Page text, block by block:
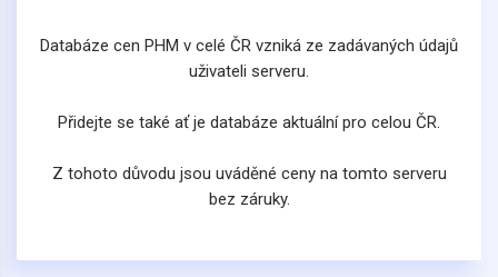
Databáze cen PHM v celé ČR vzniká ze zadávaných údajů
uživateli serveru.
Přidejte se také ať je databáze aktuální pro celou ČR.
Z tohoto důvodu jsou uváděné ceny na tomto serveru
bez záruky.